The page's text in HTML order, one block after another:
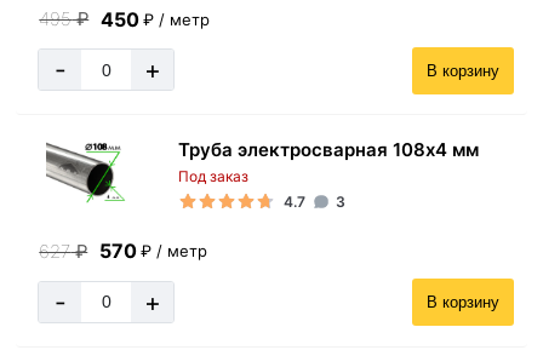
495₽ 450 ₽ / метр
- + В корзину
Труба электросварная 108х4 мм
Под заказ
4.7
3
627₽ 570 ₽ / метр
- + В корзину